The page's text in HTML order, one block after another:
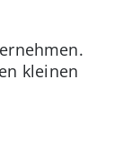
kleinen